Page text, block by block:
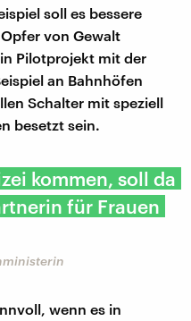
soll es bessere
von Gewalt
Pilotprojekt mit der
an Bahnhöfen
Schalter mit speziell
besetzt sein.
kommen, soll da
für Frauen
wenn es in